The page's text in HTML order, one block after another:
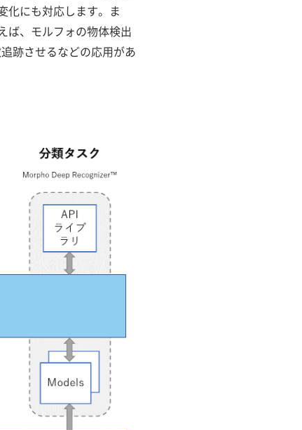
化にも対応します。ま
ば、モルフォの物体検出
跡させるなどの応用があ